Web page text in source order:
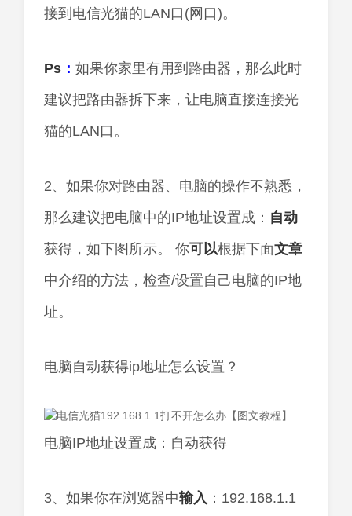
接到电信光猫的LAN口(网口)。
Ps ： 如果你家里有用到路由器，那么此时
建议把路由器拆下来，让电脑直接连接光
猫的LAN口。
2、如果你对路由器、电脑的操作不熟悉，
那么建议把电脑中的IP地址设置成： 自动
获得，如下图所示。 你可以根据下面文章
中介绍的方法，检查/设置自己电脑的IP地
址。
电脑自动获得ip地址怎么设置？
电脑IP地址设置成：自动获得
3、如果你在浏览器中输入 ：192.168.1.1